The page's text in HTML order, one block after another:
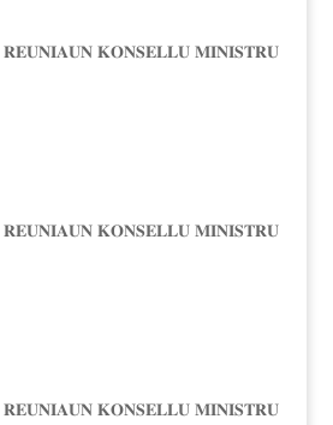
𝐑𝐄𝐔𝐍𝐈𝐀𝐔𝐍 𝐊𝐎𝐍𝐒𝐄𝐋𝐋𝐔 𝐌𝐈𝐍𝐈𝐒𝐓𝐑𝐔
𝐑𝐄𝐔𝐍𝐈𝐀𝐔𝐍 𝐊𝐎𝐍𝐒𝐄𝐋𝐋𝐔 𝐌𝐈𝐍𝐈𝐒𝐓𝐑𝐔
𝐑𝐄𝐔𝐍𝐈𝐀𝐔𝐍 𝐊𝐎𝐍𝐒𝐄𝐋𝐋𝐔 𝐌𝐈𝐍𝐈𝐒𝐓𝐑𝐔